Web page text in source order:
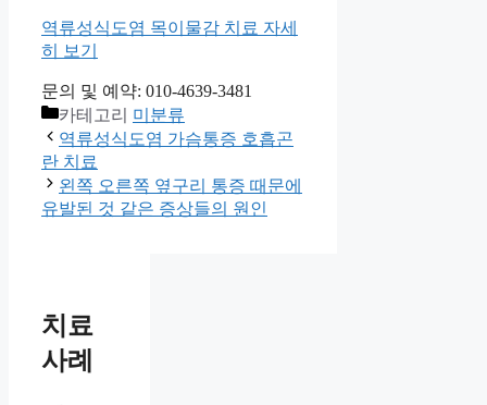
역류성식도염 목이물감 치료 자세
히 보기
문의 및 예약: 010-4639-3481
카테고리 미분류
역류성식도염 가슴통증 호흡곤
란 치료
왼쪽 오른쪽 옆구리 통증 때문에
유발된 것 같은 증상들의 원인
치료
사례